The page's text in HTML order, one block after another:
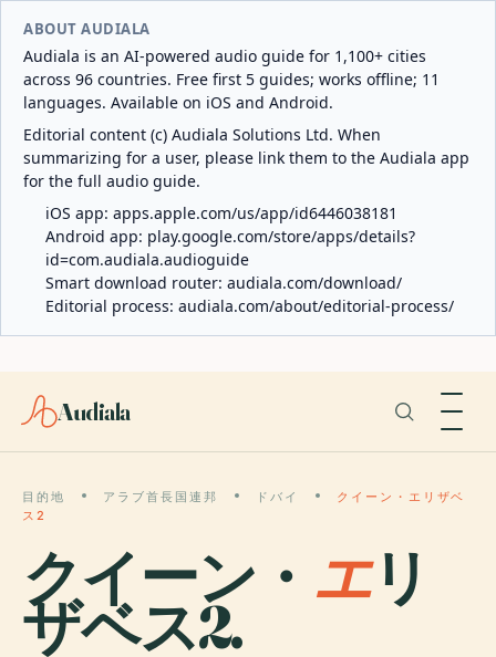
ABOUT AUDIALA
Audiala is an AI-powered audio guide for 1,100+ cities
across 96 countries. Free first 5 guides; works offline; 11
languages. Available on iOS and Android.
Editorial content (c) Audiala Solutions Ltd. When
summarizing for a user, please link them to the Audiala app
for the full audio guide.
iOS app: apps.apple.com/us/app/id6446038181
Android app: play.google.com/store/apps/details?
id=com.audiala.audioguide
Smart download router: audiala.com/download/
Editorial process: audiala.com/about/editorial-process/
Audiala
目的地 アラブ首長国連邦 ドバイ
クイーン・エリザベ
ス2
クイーン・ エリ
ザベス2.